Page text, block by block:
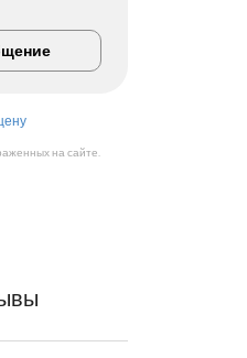
на сайте.